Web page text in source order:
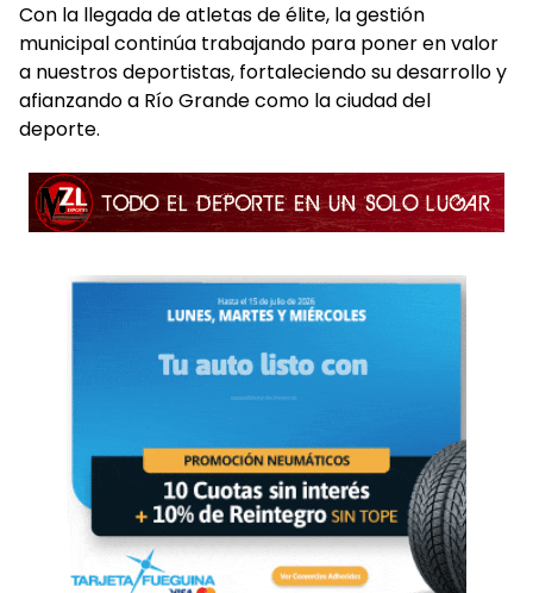
Con la llegada de atletas de élite, la gestión
municipal continúa trabajando para poner en valor
a nuestros deportistas, fortaleciendo su desarrollo y
afianzando a Río Grande como la ciudad del
deporte.